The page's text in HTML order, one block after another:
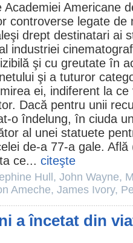
Academiei Americane
controverse legate de
drept destinatari ai
industriei
şi cu greutate în
şi a tuturor
ei, indiferent la
Dacă pentru unii
o îndelung, în ciuda
al unei statuete
de-a 77-a gale.
ce... citeşte
Hull , John Wayne,
Ameche, James Ivory,
a încetat din